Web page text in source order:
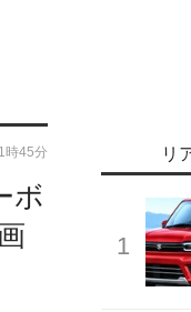
ボ
時45分 リ